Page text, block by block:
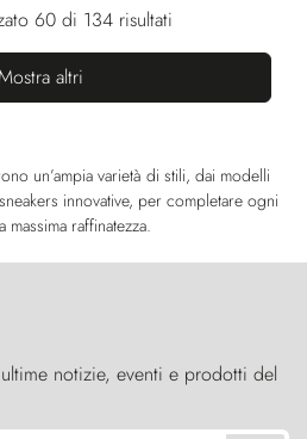
60 di 134 risultati
altri
un’ampia varietà di stili, dai modelli
innovative, per completare ogni
massima raffinatezza.
notizie, eventi e prodotti del